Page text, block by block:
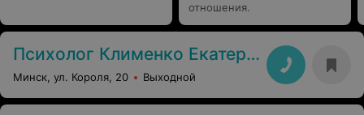
отношения.
Психолог Клименко Екатерина
Минск, ул. Короля, 20 Выходной